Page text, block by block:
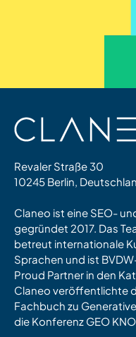
Revaler Straße 30
10245 Berlin,
Claneo ist eine SEO-
gegründet 2017. Das
betreut internationale
Sprachen und ist
Proud Partner in den
Claneo veröffentlichte
Fachbuch zu
die Konferenz GEO